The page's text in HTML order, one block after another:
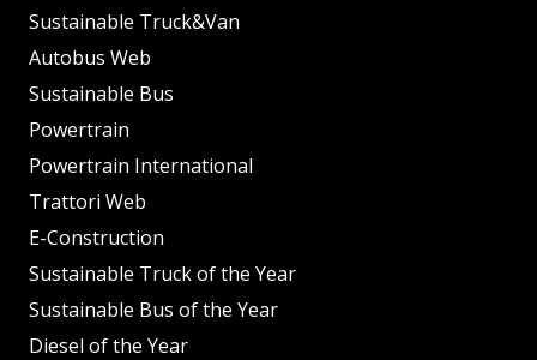
Sustainable Truck&Van
Autobus Web
Sustainable Bus
Powertrain
Powertrain International
Trattori Web
E-Construction
Sustainable Truck of the Year
Sustainable Bus of the Year
Diesel of the Year